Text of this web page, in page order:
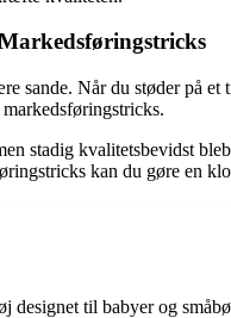
sande. Når du støder på
stadig kvalitetsbevidst
kan du gøre en
designet til babyer og